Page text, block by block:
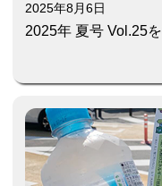
2025年8月6日
2025年 夏号 Vol.25